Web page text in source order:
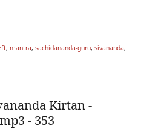
, mantra, sachidananda-guru, sivananda,
Kirtan -
- 353